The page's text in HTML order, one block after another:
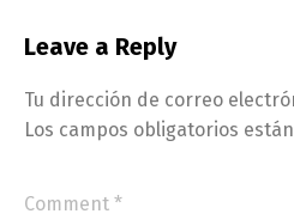
Leave a Reply
Tu dirección de correo
Los campos obligatorios